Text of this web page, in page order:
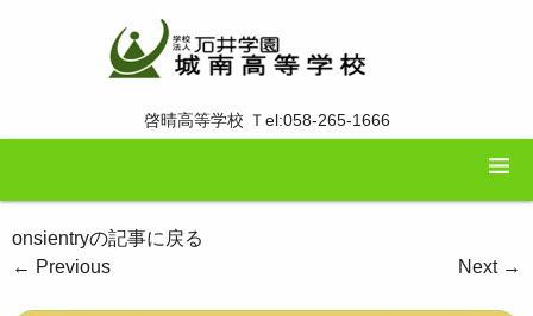
啓晴高等学校 Ｔel:058-265-1666
onsientryの記事に戻る
← Previous Next →